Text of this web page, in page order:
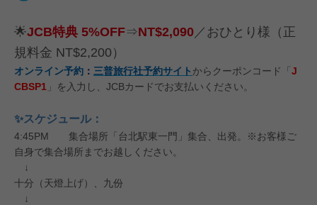
🌟JCB特典 5%OFF⇒NT$2,090 ／おひとり様（正
規料金 NT$2,200）
オンライン予約 ： 三普旅行社予約サイト からクーポンコード「 J
CBSP1 」を入力し、JCBカードでお支払いください。
✨スケジュール：
4:45PM 集合場所「台北駅東一門」集合、出発。※お客様ご
自身で集合場所までお越しください。
↓
十分（天燈上げ）、九份
↓